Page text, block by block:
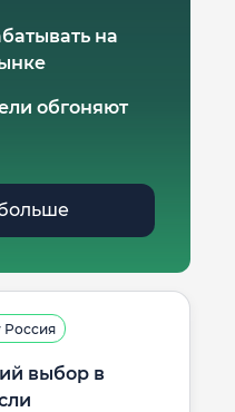
на
обгоняют
выбор в